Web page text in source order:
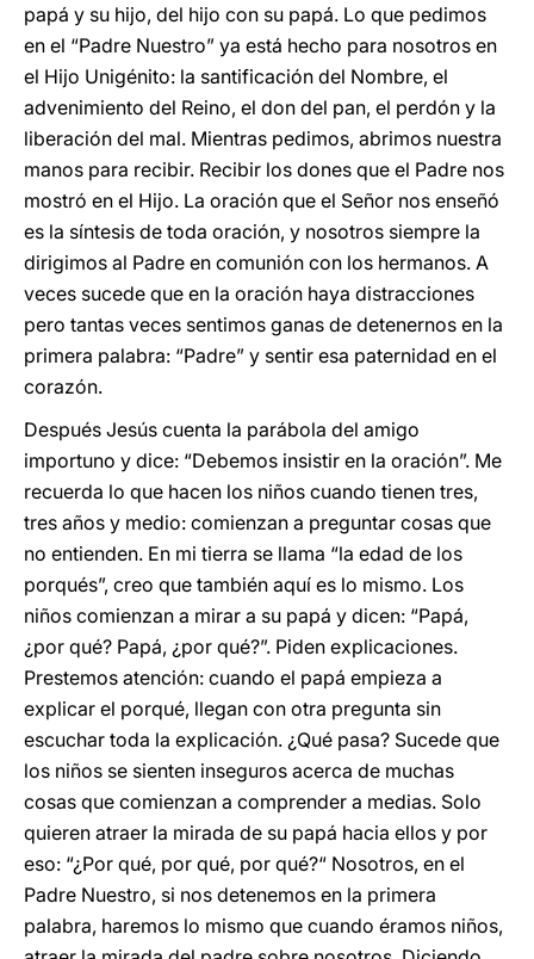
papá y su hijo, del hijo con su papá. Lo que pedimos
en el “Padre Nuestro” ya está hecho para nosotros en
el Hijo Unigénito: la santificación del Nombre, el
advenimiento del Reino, el don del pan, el perdón y la
liberación del mal. Mientras pedimos, abrimos nuestra
manos para recibir. Recibir los dones que el Padre nos
mostró en el Hijo. La oración que el Señor nos enseñó
es la síntesis de toda oración, y nosotros siempre la
dirigimos al Padre en comunión con los hermanos. A
veces sucede que en la oración haya distracciones
pero tantas veces sentimos ganas de detenernos en la
primera palabra: “Padre” y sentir esa paternidad en el
corazón.
Después Jesús cuenta la parábola del amigo
importuno y dice: “Debemos insistir en la oración”. Me
recuerda lo que hacen los niños cuando tienen tres,
tres años y medio: comienzan a preguntar cosas que
no entienden. En mi tierra se llama “la edad de los
porqués”, creo que también aquí es lo mismo. Los
niños comienzan a mirar a su papá y dicen: “Papá,
¿por qué? Papá, ¿por qué?”. Piden explicaciones.
Prestemos atención: cuando el papá empieza a
explicar el porqué, llegan con otra pregunta sin
escuchar toda la explicación. ¿Qué pasa? Sucede que
los niños se sienten inseguros acerca de muchas
cosas que comienzan a comprender a medias. Solo
quieren atraer la mirada de su papá hacia ellos y por
eso: “¿Por qué, por qué, por qué?“ Nosotros, en el
Padre Nuestro, si nos detenemos en la primera
palabra, haremos lo mismo que cuando éramos niños,